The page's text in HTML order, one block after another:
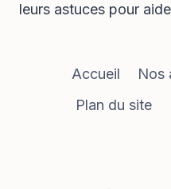
leurs astuces pour
Accueil Nos
Plan du site